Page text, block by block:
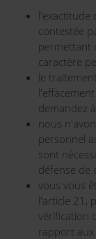
l'exactitude
contestée
permettant
caractère
le
demandez
nous
personnel
sont
défense de
vous vous
l'article 21,
vérification
rapport aux